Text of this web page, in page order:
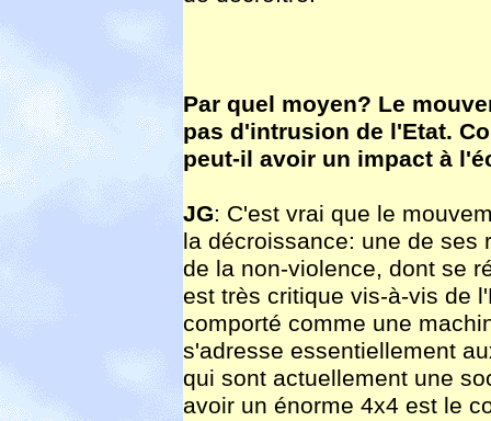
Par quel moyen? Le
pas d'intrusion de l'Etat.
peut-il avoir un impact à
JG: C'est vrai que le
la décroissance: une de ses
de la non-violence, dont se
est très critique vis-à-vis de
comporté comme une
s'adresse essentiellement
qui sont actuellement une
avoir un énorme 4x4 est le